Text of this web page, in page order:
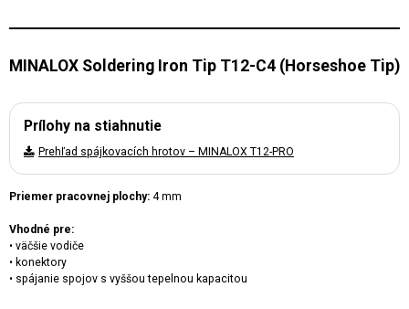
MINALOX Soldering Iron Tip T12-C4 (Horseshoe Tip)
Prílohy na stiahnutie
Prehľad spájkovacích hrotov – MINALOX T12-PRO
Priemer pracovnej plochy: 4 mm
Vhodné pre:
• väčšie vodiče
• konektory
• spájanie spojov s vyššou tepelnou kapacitou